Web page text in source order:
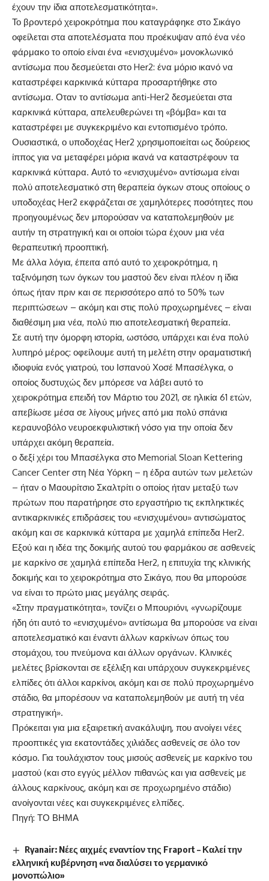
έχουν την ίδια αποτελεσματικότητα».
Το βροντερό χειροκρότημα που καταγράφηκε στο Σικάγο
οφείλεται στα αποτελέσματα που προέκυψαν από ένα νέο
φάρμακο το οποίο είναι ένα «ενισχυμένο» μονοκλωνικό
αντίσωμα που δεσμεύεται στο Her2: ένα μόριο ικανό να
καταστρέφει καρκινικά κύτταρα προσαρτήθηκε στο
αντίσωμα. Οταν το αντίσωμα anti-Her2 δεσμεύεται στα
καρκινικά κύτταρα, απελευθερώνει τη «βόμβα» και τα
καταστρέφει με συγκεκριμένο και εντοπισμένο τρόπο.
Ουσιαστικά, ο υποδοχέας Her2 χρησιμοποιείται ως δούρειος
ίππος για να μεταφέρει μόρια ικανά να καταστρέφουν τα
καρκινικά κύτταρα. Αυτό το «ενισχυμένο» αντίσωμα είναι
πολύ αποτελεσματικό στη θεραπεία όγκων στους οποίους ο
υποδοχέας Her2 εκφράζεται σε χαμηλότερες ποσότητες που
προηγουμένως δεν μπορούσαν να καταπολεμηθούν με
αυτήν τη στρατηγική και οι οποίοι τώρα έχουν μια νέα
θεραπευτική προοπτική.
Με άλλα λόγια, έπειτα από αυτό το χειροκρότημα, η
ταξινόμηση των όγκων του μαστού δεν είναι πλέον η ίδια
όπως ήταν πριν και σε περισσότερο από το 50% των
περιπτώσεων – ακόμη και στις πολύ προχωρημένες – είναι
διαθέσιμη μια νέα, πολύ πιο αποτελεσματική θεραπεία.
Σε αυτή την όμορφη ιστορία, ωστόσο, υπάρχει και ένα πολύ
λυπηρό μέρος: οφείλουμε αυτή τη μελέτη στην οραματιστική
ιδιοφυία ενός γιατρού, του Ισπανού Χοσέ Μπασέλγκα, ο
οποίος δυστυχώς δεν μπόρεσε να λάβει αυτό το
χειροκρότημα επειδή τον Μάρτιο του 2021, σε ηλικία 61 ετών,
απεβίωσε μέσα σε λίγους μήνες από μια πολύ σπάνια
κεραυνοβόλο νευροεκφυλιστική νόσο για την οποία δεν
υπάρχει ακόμη θεραπεία.
ο δεξί χέρι του Μπασέλγκα στο Memorial Sloan Kettering
Cancer Center στη Νέα Υόρκη – η έδρα αυτών των μελετών
– ήταν ο Μαουρίτσιο Σκαλτρίτι ο οποίος ήταν μεταξύ των
πρώτων που παρατήρησε στο εργαστήριο τις εκπληκτικές
αντικαρκινικές επιδράσεις του «ενισχυμένου» αντισώματος
ακόμη και σε καρκινικά κύτταρα με χαμηλά επίπεδα Her2.
Εξού και η ιδέα της δοκιμής αυτού του φαρμάκου σε ασθενείς
με καρκίνο σε χαμηλά επίπεδα Her2, η επιτυχία της κλινικής
δοκιμής και το χειροκρότημα στο Σικάγο, που θα μπορούσε
να είναι το πρώτο μιας μεγάλης σειράς.
«Στην πραγματικότητα», τονίζει ο Μπουριόνι, «γνωρίζουμε
ήδη ότι αυτό το «ενισχυμένο» αντίσωμα θα μπορούσε να είναι
αποτελεσματικό και έναντι άλλων καρκίνων όπως του
στομάχου, του πνεύμονα και άλλων οργάνων. Κλινικές
μελέτες βρίσκονται σε εξέλιξη και υπάρχουν συγκεκριμένες
ελπίδες ότι άλλοι καρκίνοι, ακόμη και σε πολύ προχωρημένο
στάδιο, θα μπορέσουν να καταπολεμηθούν με αυτή τη νέα
στρατηγική».
Πρόκειται για μια εξαιρετική ανακάλυψη, που ανοίγει νέες
προοπτικές για εκατοντάδες χιλιάδες ασθενείς σε όλο τον
κόσμο. Για τουλάχιστον τους μισούς ασθενείς με καρκίνο του
μαστού (και στο εγγύς μέλλον πιθανώς και για ασθενείς με
άλλους καρκίνους, ακόμη και σε προχωρημένο στάδιο)
ανοίγονται νέες και συγκεκριμένες ελπίδες.
Πηγή: ΤΟ ΒΗΜΑ
Ryanair: Nέες αιχμές εναντίον της Fraport – Καλεί την
ελληνική κυβέρνηση «να διαλύσει το γερμανικό
μονοπώλιο»